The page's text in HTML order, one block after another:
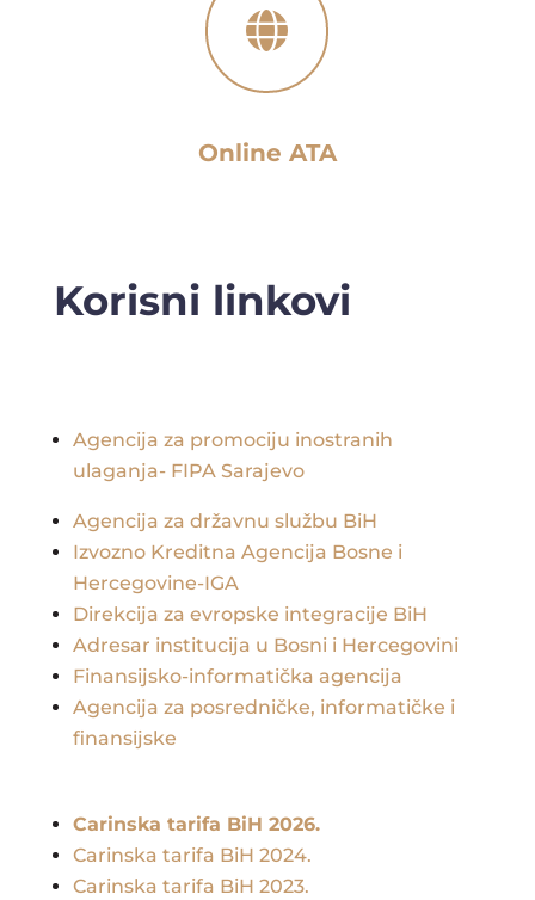

Online ATA
Korisni linkovi
Agencija za promociju inostranih
ulaganja- FIPA Sarajevo
Agencija za državnu službu BiH
Izvozno Kreditna Agencija Bosne i
Hercegovine-IGA
Direkcija za evropske integracije BiH
Adresar institucija u Bosni i Hercegovini
Finansijsko-informatička agencija
Agencija za posredničke, informatičke i
finansijske
Carinska tarifa BiH 2026.
Carinska tarifa BiH 2024.
Carinska tarifa BiH 2023.